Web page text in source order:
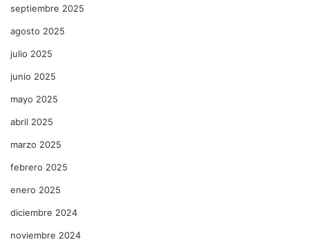
septiembre 2025
agosto 2025
julio 2025
junio 2025
mayo 2025
abril 2025
marzo 2025
febrero 2025
enero 2025
diciembre 2024
noviembre 2024